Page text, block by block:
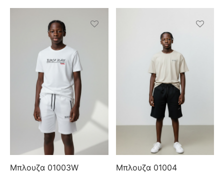
Μπλουζα 01003W
Μπλουζα 01004